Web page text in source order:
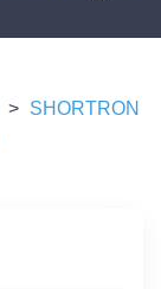
> SHORTRON